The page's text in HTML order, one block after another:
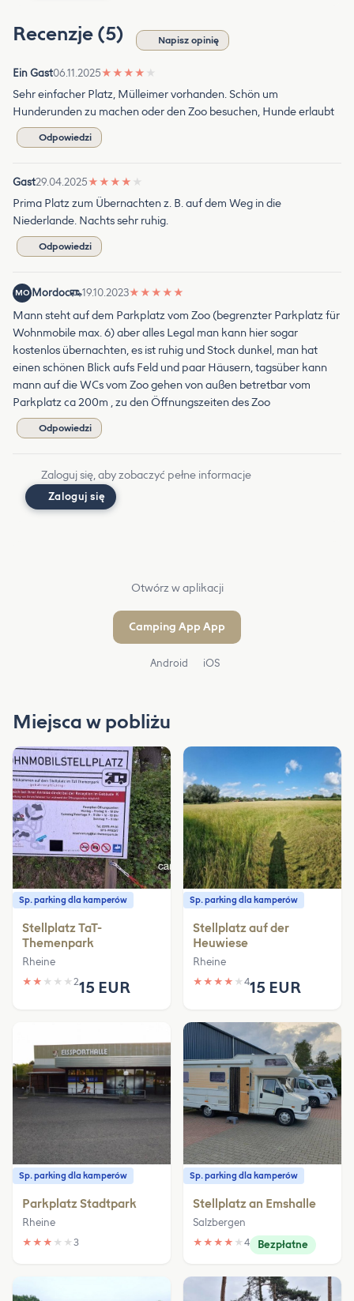
Recenzje (5) Napisz opinię
Ein Gast06.11.2025★ ★ ★ ★ ★
Sehr einfacher Platz, Mülleimer vorhanden. Schön um
Hunderunden zu machen oder den Zoo besuchen, Hunde erlaubt
Odpowiedzi
Gast29.04.2025★ ★ ★ ★ ★
Prima Platz zum Übernachten z. B. auf dem Weg in die
Niederlande. Nachts sehr ruhig.
Odpowiedzi
MO Mordoc 19.10.2023★ ★ ★ ★ ★
Mann steht auf dem Parkplatz vom Zoo (begrenzter Parkplatz für
Wohnmobile max. 6) aber alles Legal man kann hier sogar
kostenlos übernachten, es ist ruhig und Stock dunkel, man hat
einen schönen Blick aufs Feld und paar Häusern, tagsüber kann
mann auf die WCs vom Zoo gehen von außen betretbar vom
Parkplatz ca 200m , zu den Öffnungszeiten des Zoo
Odpowiedzi
Zaloguj się, aby zobaczyć pełne informacje
Zaloguj się
Otwórz w aplikacji
Camping App App
Android iOS
Miejsca w pobliżu
Sp. parking dla kamperów
Stellplatz TaT-
Themenpark
Rheine
★ ★ ★ ★ ★ 215 EUR
Sp. parking dla kamperów
Stellplatz auf der
Heuwiese
Rheine
★ ★ ★ ★ ★ 415 EUR
Sp. parking dla kamperów
Parkplatz Stadtpark
Rheine
★ ★ ★ ★ ★ 3
Sp. parking dla kamperów
Stellplatz an Emshalle
Salzbergen
★ ★ ★ ★ ★ 4 Bezpłatne